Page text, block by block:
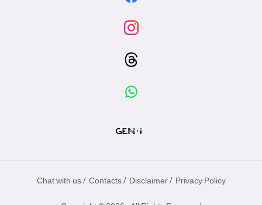
Chat with us / Contacts / Disclaimer / Privacy Policy